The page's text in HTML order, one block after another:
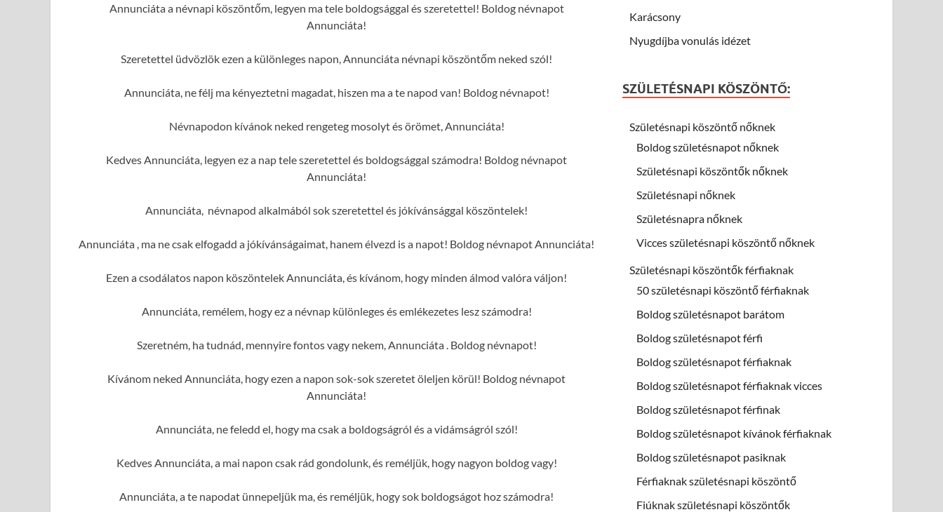
Annunciáta a névnapi köszöntőm, legyen ma tele boldogsággal és szeretettel! Boldog névnapot
Annunciáta!
Szeretettel üdvözlök ezen a különleges napon, Annunciáta névnapi köszöntőm neked szól!
Annunciáta, ne félj ma kényeztetni magadat, hiszen ma a te napod van! Boldog névnapot!
Névnapodon kívánok neked rengeteg mosolyt és örömet, Annunciáta!
Kedves Annunciáta, legyen ez a nap tele szeretettel és boldogsággal számodra! Boldog névnapot
Annunciáta!
Annunciáta, névnapod alkalmából sok szeretettel és jókívánsággal köszöntelek!
Annunciáta , ma ne csak elfogadd a jókívánságaimat, hanem élvezd is a napot! Boldog névnapot Annunciáta!
Ezen a csodálatos napon köszöntelek Annunciáta, és kívánom, hogy minden álmod valóra váljon!
Annunciáta, remélem, hogy ez a névnap különleges és emlékezetes lesz számodra!
Szeretném, ha tudnád, mennyire fontos vagy nekem, Annunciáta . Boldog névnapot!
Kívánom neked Annunciáta, hogy ezen a napon sok-sok szeretet öleljen körül! Boldog névnapot
Annunciáta!
Annunciáta, ne feledd el, hogy ma csak a boldogságról és a vidámságról szól!
Kedves Annunciáta, a mai napon csak rád gondolunk, és reméljük, hogy nagyon boldog vagy!
Annunciáta, a te napodat ünnepeljük ma, és reméljük, hogy sok boldogságot hoz számodra!
Karácsony
Nyugdíjba vonulás idézet
SZÜLETÉSNAPI KÖSZÖNTŐ:
Születésnapi köszöntő nőknek
Boldog születésnapot nőknek
Születésnapi köszöntők nőknek
Születésnapi nőknek
Születésnapra nőknek
Vicces születésnapi köszöntő nőknek
Születésnapi köszöntők férfiaknak
50 születésnapi köszöntő férfiaknak
Boldog születésnapot barátom
Boldog születésnapot férfi
Boldog születésnapot férfiaknak
Boldog születésnapot férfiaknak vicces
Boldog születésnapot férfinak
Boldog születésnapot kívánok férfiaknak
Boldog születésnapot pasiknak
Férfiaknak születésnapi köszöntő
Fiúknak születésnapi köszöntők